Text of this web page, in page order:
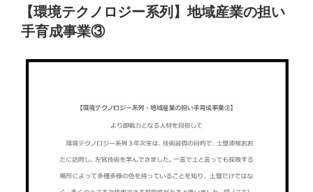
日:【環境テクノロジー系列】地域産業の担い
手育成事業③